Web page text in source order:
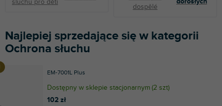
Najlepiej sprzedające się w kategorii
Ochrona słuchu
EM-7001L Plus
Dostępny w sklepie stacjonarnym(2 szt)
102 zł